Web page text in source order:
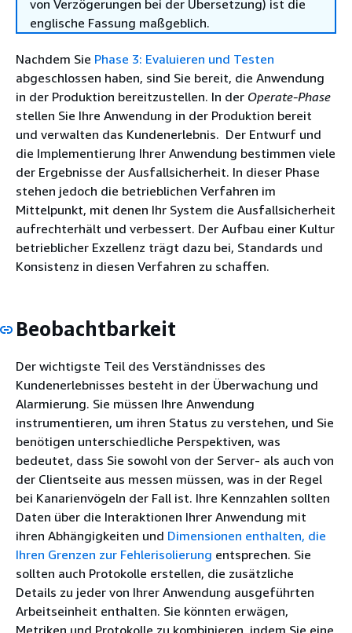
von Verzögerungen bei der Übersetzung) ist die
englische Fassung maßgeblich.
Nachdem Sie Phase 3: Evaluieren und Testen
abgeschlossen haben, sind Sie bereit, die Anwendung
in der Produktion bereitzustellen. In der Operate-Phase
stellen Sie Ihre Anwendung in der Produktion bereit
und verwalten das Kundenerlebnis. Der Entwurf und
die Implementierung Ihrer Anwendung bestimmen viele
der Ergebnisse der Ausfallsicherheit. In dieser Phase
stehen jedoch die betrieblichen Verfahren im
Mittelpunkt, mit denen Ihr System die Ausfallsicherheit
aufrechterhält und verbessert. Der Aufbau einer Kultur
betrieblicher Exzellenz trägt dazu bei, Standards und
Konsistenz in diesen Verfahren zu schaffen.
Beobachtbarkeit
Der wichtigste Teil des Verständnisses des
Kundenerlebnisses besteht in der Überwachung und
Alarmierung. Sie müssen Ihre Anwendung
instrumentieren, um ihren Status zu verstehen, und Sie
benötigen unterschiedliche Perspektiven, was
bedeutet, dass Sie sowohl von der Server- als auch von
der Clientseite aus messen müssen, was in der Regel
bei Kanarienvögeln der Fall ist. Ihre Kennzahlen sollten
Daten über die Interaktionen Ihrer Anwendung mit
ihren Abhängigkeiten und Dimensionen enthalten, die
Ihren Grenzen zur Fehlerisolierung entsprechen. Sie
sollten auch Protokolle erstellen, die zusätzliche
Details zu jeder von Ihrer Anwendung ausgeführten
Arbeitseinheit enthalten. Sie könnten erwägen,
Metriken und Protokolle zu kombinieren, indem Sie eine